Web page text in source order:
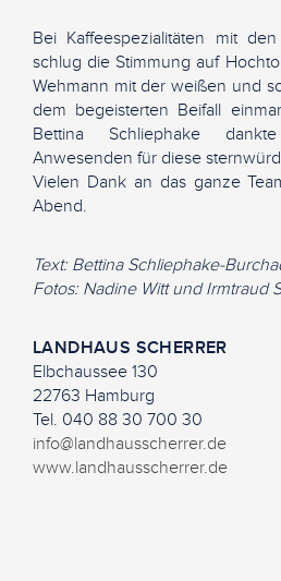
Bei Kaffeespezialitäten mit
schlug die Stimmung auf
Wehmann mit der weißen und
dem begeisterten Beifall
Bettina Schliephake
Anwesenden für diese
Vielen Dank an das ganze
Abend.
Text: Bettina Schliephake-
Fotos: Nadine Witt und Irmtraud
LANDHAUS SCHERRER
Elbchaussee 130
22763 Hamburg
Tel. 040 88 30 700 30
info@landhausscherrer.de
www.landhausscherrer.de